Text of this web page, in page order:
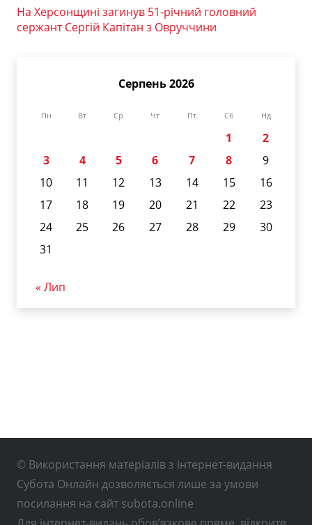
На Херсонщині загинув 51-річний головний
сержант Сергій Капітан з Овруччини
Серпень 2026
Пн Вт Ср Чт Пт Сб Нд
1
2
3
4 5 6 7 8
9
10
11 12 13 14 15
16
17
18 19 20 21 22
23
24
25 26 27 28 29
30
31
« Лип
© Використання матеріалів з інтернет-видання
Субота Онлайн дозволяється лише за умови
посилання на сайт subota.online